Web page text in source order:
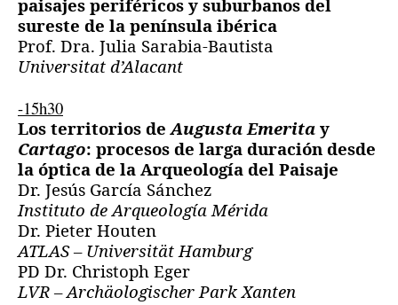
paisajes periféricos y suburbanos del
sureste de la península ibérica
Prof. Dra. Julia Sarabia-Bautista
Universitat d’Alacant
-15h30
Los territorios deAugusta Emerita y
Cartago: procesos de larga duración desde
la óptica de la Arqueología del Paisaje
Dr. Jesús García Sánchez
Instituto de Arqueología Mérida
Dr. Pieter Houten
ATLAS – Universität Hamburg
PD Dr. Christoph Eger
LVR – Archäologischer Park Xanten